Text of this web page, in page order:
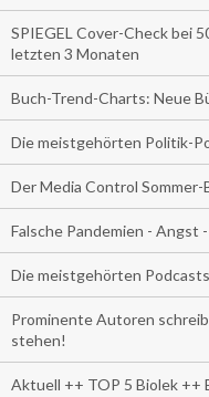
SPIEGEL Cover-Check bei
letzten 3 Monaten
Buch-Trend-Charts: Neue
Die meistgehörten Politik-
Der Media Control Sommer-
Falsche Pandemien - Angst
Die meistgehörten
Prominente Autoren
stehen!
Aktuell ++ TOP 5 Biolek ++